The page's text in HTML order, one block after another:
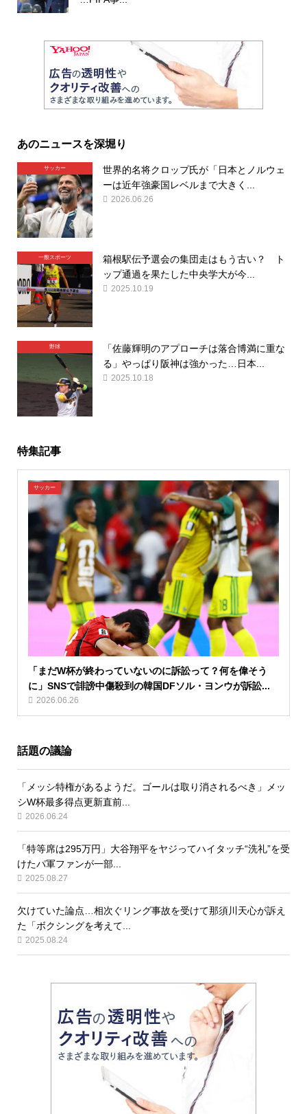
あのニュースを深堀り
サッカー
世界的名将クロップ氏が「日本とノルウェ
ーは近年強豪国レベルまで大きく...
2026.06.26
一般スポーツ
箱根駅伝予選会の集団走はもう古い？ ト
ップ通過を果たした中央学大が今...
2025.10.19
野球
「佐藤輝明のアプローチは落合博満に重な
る」やっぱり阪神は強かった…日本...
2025.10.18
特集記事
サッカー
「まだW杯が終わっていないのに訴訟って？何を偉そう
に」SNSで誹謗中傷殺到の韓国DFソル・ヨンウが訴訟...
2026.06.26
話題の議論
「メッシ特権があるようだ。ゴールは取り消されるべき」メッ
シW杯最多得点更新直前...
2026.06.24
「特等席は295万円」大谷翔平をヤジってハイタッチ“洗礼”を受
けたパ軍ファンが一部...
2025.08.27
欠けていた論点…相次ぐリング事故を受けて那須川天心が訴え
た「ボクシングを考えて...
2025.08.24